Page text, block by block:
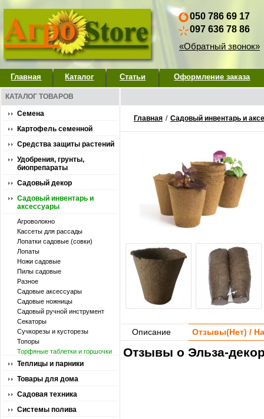
050 786 69 17
097 636 78 86
«Обратный звонок»
Главная Каталог Статьи Оформление заказа
КАТАЛОГ ТОВАРОВ
Семена
Картофель семенной
Средства защиты растений
Удобрения, грунты,
биопрепараты
Садовый декор
Садовый инвентарь и
аксессуары
Агроволокно
Кассеты для рассады
Лопатки садовые (совки)
Лопаты
Ножи садовые
Пилы садовые
Разное
Садовые аксессуары
Садовые ножницы
Садовый ручной инструмент
Секаторы
Сучкорезы и кусторезы
Топоры
Торфяные таблетки и горшочки
Теплицы и парники
Товары для дома
Садовая техника
Системы полива
Главная / Садовый инвентарь и
Описание Отзывы(Нет) /
Отзывы о Эльза-